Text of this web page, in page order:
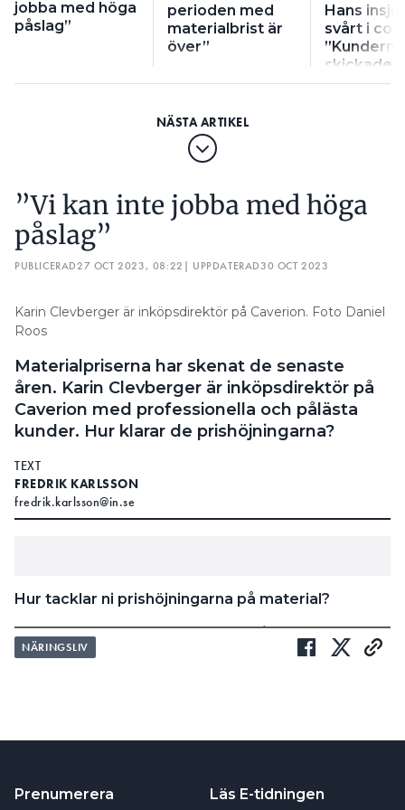
jobba med höga
påslag”
perioden med
materialbrist är
över”
Hans
svårt i
”Kunderna
skickade
blommor”
”Vi kan inte jobba med höga
påslag”
PUBLICERAD27 OCT 2023, 08:22 | UPPDATERAD30 OCT 2023
Karin Clevberger är inköpsdirektör på Caverion. Foto Daniel
Roos
Materialpriserna har skenat de senaste
åren. Karin Clevberger är inköpsdirektör på
Caverion med professionella och pålästa
kunder. Hur klarar de prishöjningarna?
TEXT
FREDRIK KARLSSON
fredrik.karlsson@in.se
Hur tacklar ni prishöjningarna på material?
– Genom att vara faktabaserade, pålästa och
professionella. Vi jobbar långsiktigt och i nära dialog
leverantörer för att veta att prishöjningarna är
produkter.
NÄRINGSLIV
Prenumerera Läs E-tidningen